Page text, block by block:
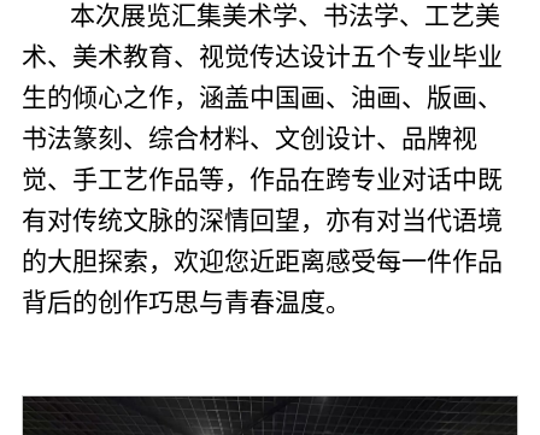
本次展览汇集美术学、书法学、工艺美
术、美术教育、视觉传达设计五个专业毕业
生的倾心之作，涵盖中国画、油画、版画、
书法篆刻、综合材料、文创设计、品牌视
觉、手工艺作品等，作品在跨专业对话中既
有对传统文脉的深情回望，亦有对当代语境
的大胆探索，欢迎您近距离感受每一件作品
背后的创作巧思与青春温度。